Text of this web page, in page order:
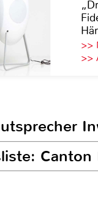
>>
>>
Canton